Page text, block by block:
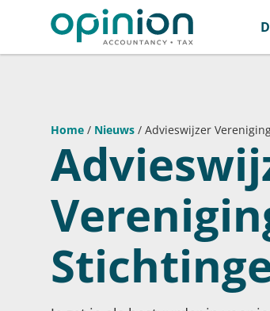
Home / Nieuws / Advieswijzer